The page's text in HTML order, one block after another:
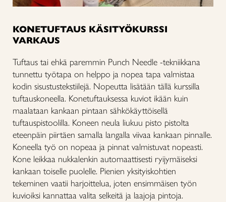
KONETUFTAUS KÄSITYÖKURSSI
VARKAUS
Tuftaus tai ehkä paremmin Punch Needle -tekniikkana
tunnettu työtapa on helppo ja nopea tapa valmistaa
kodin sisustustekstiilejä. Nopeutta lisätään tällä kurssilla
tuftauskoneella. Konetuftauksessa kuviot ikään kuin
maalataan kankaan pintaan sähkökäyttöisellä
tuftauspistoolilla. Koneen neula liukuu pisto pistolta
eteenpäin piirtäen samalla langalla viivaa kankaan pinnalle.
Koneella työ on nopeaa ja pinnat valmistuvat nopeasti.
Kone leikkaa nukkalenkin automaattisesti ryijymäiseksi
kankaan toiselle puolelle. Pienien yksityiskohtien
tekeminen vaatii harjoittelua, joten ensimmäisen työn
kuvioiksi kannattaa valita selkeitä ja laajoja pintoja.